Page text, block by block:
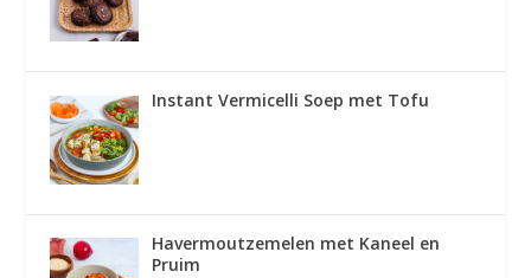
Instant Vermicelli Soep met Tofu
Havermoutzemelen met Kaneel en
Pruim